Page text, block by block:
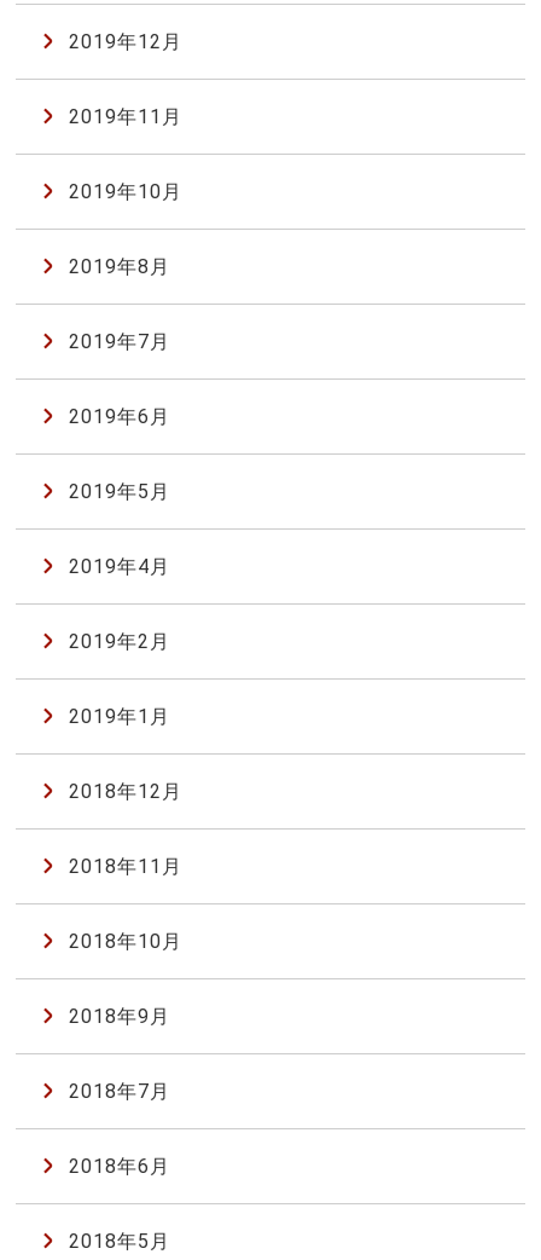
2019年12月
2019年11月
2019年10月
2019年8月
2019年7月
2019年6月
2019年5月
2019年4月
2019年2月
2019年1月
2018年12月
2018年11月
2018年10月
2018年9月
2018年7月
2018年6月
2018年5月